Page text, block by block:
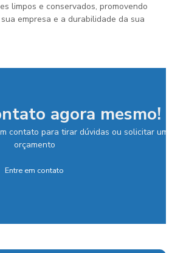
limpos e conservados, promovendo
empresa e a durabilidade da sua
agora mesmo!
contato para tirar dúvidas ou solicitar um
orçamento
Entre em contato